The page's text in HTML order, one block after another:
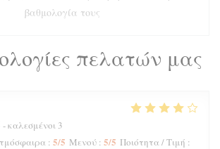
πελατών μας
καλεσμένοι 3
: 5/5 Μενού : 5/5 Ποιότητα / Τιμή :
βαθμολογία τους